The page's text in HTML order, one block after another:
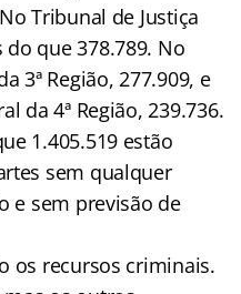
Tribunal de Justiça
que 378.789. No
3ª Região, 277.909, e
da 4ª Região, 239.736.
1.405.519 estão
sem qualquer
e sem previsão de
os recursos criminais.